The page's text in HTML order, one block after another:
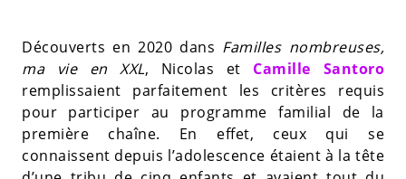
Découverts en 2020 dans Familles nombreuses,
ma vie en XXL, Nicolas et Camille Santoro
remplissaient parfaitement les critères requis
pour participer au programme familial de la
première chaîne. En effet, ceux qui se
connaissent depuis l’adolescence étaient à la tête